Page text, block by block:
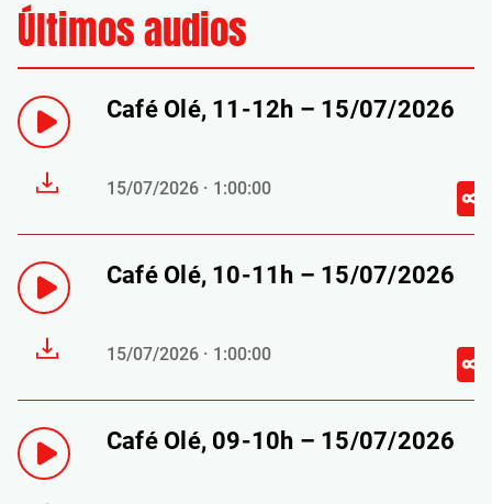
Últimos audios
Café Olé, 11-12h – 15/07/2026
15/07/2026 · 1:00:00
Café Olé, 10-11h – 15/07/2026
15/07/2026 · 1:00:00
Café Olé, 09-10h – 15/07/2026